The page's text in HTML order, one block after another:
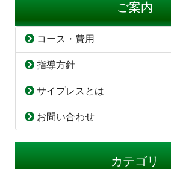
ご案内
コース・費用
指導方針
サイプレスとは
お問い合わせ
カテゴリ